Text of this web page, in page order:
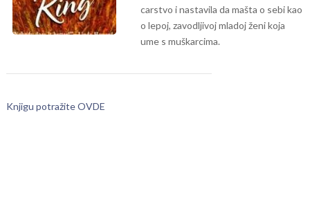
carstvo i nastavila da mašta o sebi kao
o lepoj, zavodljivoj mladoj ženi koja
ume s muškarcima.
Knjigu potražite OVDE